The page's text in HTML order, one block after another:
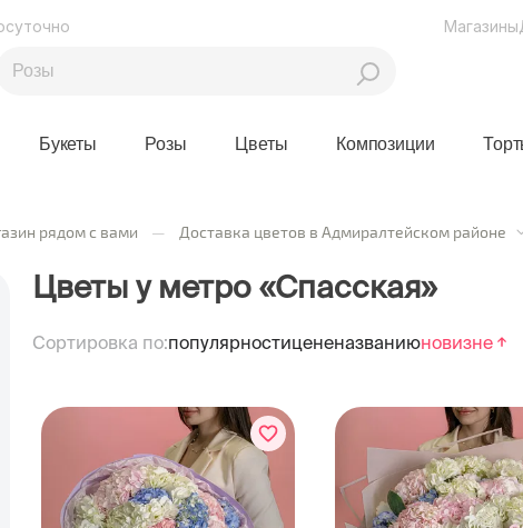
Магазины
Букеты Розы Цветы Композиции
рядом с вами — Доставка цветов в Адмиралтейском районе
Цветы у метро «Спасская»
Сортировка по:популярностицененазваниюновизне